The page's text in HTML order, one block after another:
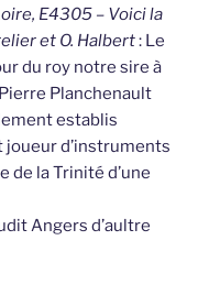
E4305 – Voici la
et O. Halbert: Le
du roy notre sire à
Planchenault
establis
joueur d’instruments
de la Trinité d’une
Angers d’aultre